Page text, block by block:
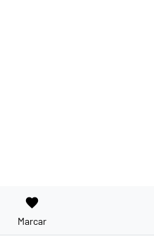
favorite
Marcar